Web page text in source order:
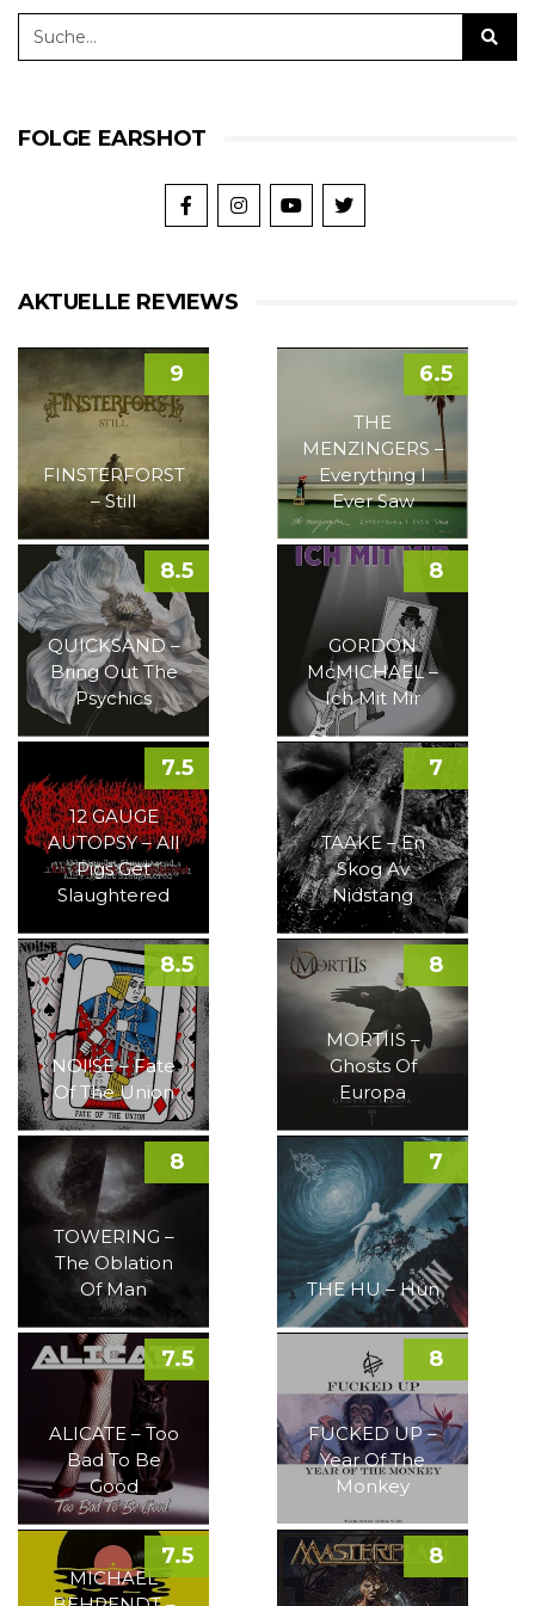
FOLGE EARSHOT
AKTUELLE REVIEWS
FINSTERFORST
– Still
9
THE
MENZINGERS –
Everything I
Ever Saw
6.5
QUICKSAND –
Bring Out The
Psychics
8.5
GORDON
McMICHAEL –
Ich Mit Mir
8
12 GAUGE
AUTOPSY – All
Pigs Get
Slaughtered
7.5
TAAKE – En
Skog Av
Nidstang
7
NOI!SE – Fate
Of The Union
8.5
MORTIIS –
Ghosts Of
Europa
8
TOWERING –
The Oblation
Of Man
8
THE HU – Hun
7
ALICATE – Too
Bad To Be
Good
7.5
FUCKED UP –
Year Of The
Monkey
8
MICHAEL
7.5 8